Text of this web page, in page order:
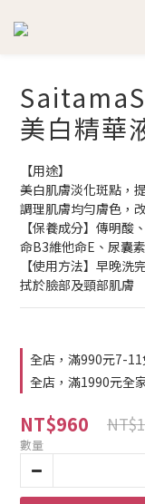
美白精華
【用途】
美白肌膚淡化斑點，
調理肌膚均勻膚色，
【保養成分】傳明
命B3維他命E、尿囊素
【使用方法】早晚洗
拭於臉部及頸部肌膚
全店，滿990元7-
全店，滿1990元全
NT$960
數量